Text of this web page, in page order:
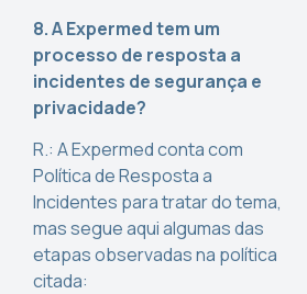
8. A Expermed tem um
processo de resposta a
incidentes de segurança e
privacidade?
R.: A Expermed conta com
Política de Resposta a
Incidentes para tratar do tema,
mas segue aqui algumas das
etapas observadas na política
citada: